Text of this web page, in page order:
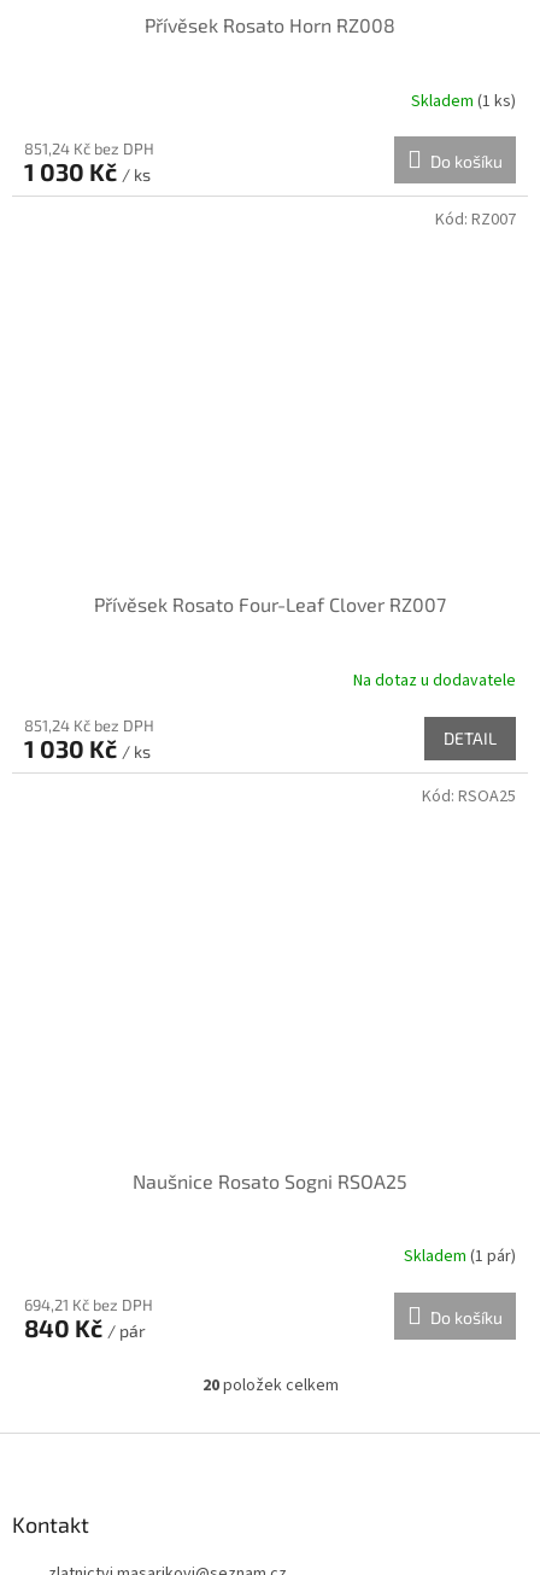
Přívěsek Rosato Horn RZ008
Skladem (1 ks)
851,24 Kč bez DPH
1 030 Kč / ks
Do košíku
Přívěsek Rosato Four-Leaf Clover RZ007
Na dotaz u dodavatele
851,24 Kč bez DPH
1 030 Kč / ks
DETAIL
Kód: RZ007
Naušnice Rosato Sogni RSOA25
Skladem (1 pár)
694,21 Kč bez DPH
840 Kč / pár
Do košíku
Kód: RSOA25
O
l
20položek celkem
Kontakt